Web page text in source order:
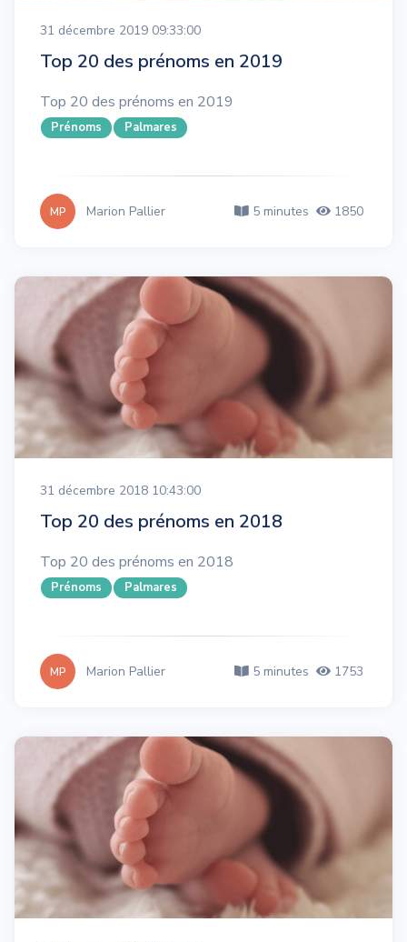
31 décembre 2019 09:33:00
Top 20 des prénoms en 2019
Top 20 des prénoms en 2019
Prénoms Palmares
MP Marion Pallier 5 minutes 1850
31 décembre 2018 10:43:00
Top 20 des prénoms en 2018
Top 20 des prénoms en 2018
Prénoms Palmares
MP Marion Pallier 5 minutes 1753